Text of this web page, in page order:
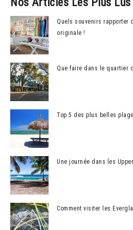
Quels souvenirs rapporter
originale !
Que faire dans le quartier
Top 5 des plus belles
Une journée dans les
Comment visiter les